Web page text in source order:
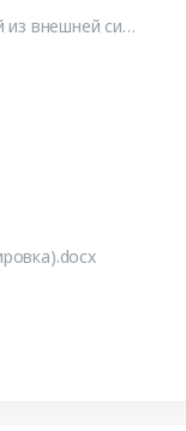
Электронный документ, полученный из внешней системы